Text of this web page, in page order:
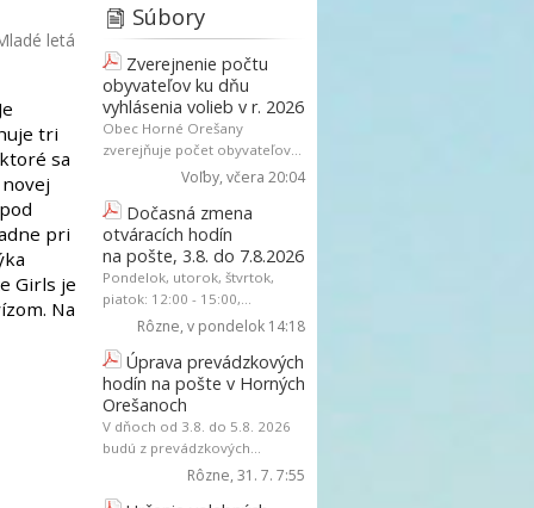
letá
tri
sa
pri
Girls je
Na
Súbory
Zverejnenie počtu
obyvateľov ku dňu
vyhlásenia volieb v r. 2026
Obec Horné Orešany
zverejňuje počet obyvateľov...
Voľby, včera 20:04
Dočasná zmena
otváracích hodín
na pošte, 3.8. do 7.8.2026
Pondelok, utorok, štvrtok,
piatok: 12:00 - 15:00,...
Rôzne, v pondelok 14:18
Úprava prevádzkových
hodín na pošte v Horných
Orešanoch
V dňoch od 3.8. do 5.8. 2026
budú z prevádzkových...
Rôzne, 31. 7. 7:55